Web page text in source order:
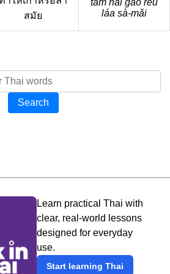
สมัย
láa sà-mǎi
Search
Learn practical Thai with
clear, real-world lessons
designed for everyday
use.
Start learning Thai